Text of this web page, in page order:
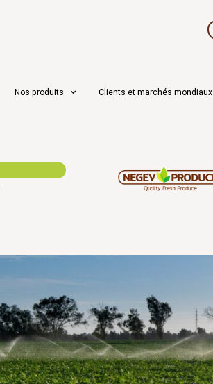
Nos produits Clients et marchés mondiaux